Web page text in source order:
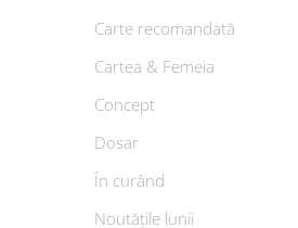
Carte recomandată
Cartea & Femeia
Concept
Dosar
În curând
Noutățile lunii